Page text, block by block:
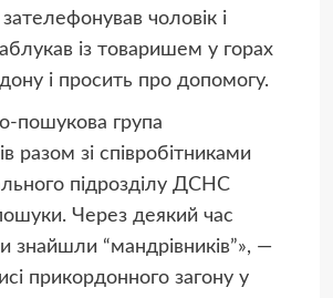
чоловік і
із товаришем у горах
і просить про допомогу.
пошукова група
разом зі співробітниками
підрозділу ДСНС
Через деякий час
знайшли “мандрівників”», —
прикордонного загону у